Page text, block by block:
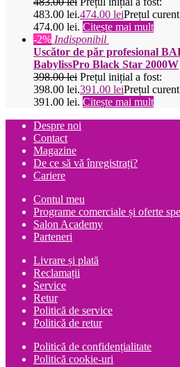
483.00 lei.474.00 leiPrețul curent
474.00 lei. Citește mai mult
-2% Indisponibil
Uscător de păr profesional
BabylissPro Black Star 2000W
398.00lei Prețul inițial a fost:
398.00 lei.391.00 leiPrețul curent
391.00 lei. Citește mai mult
Despre noi
Contact
Magazine
De ce să vă înregistrați?
Cariere
Contul meu
Programe comerciale și oferte
Salon Academy
Parteneri
Livrare și plată
Reclamații
Service
Retur
Politică de service
Politică de retur
Politică de confidențialitate
Politică cookie-uri